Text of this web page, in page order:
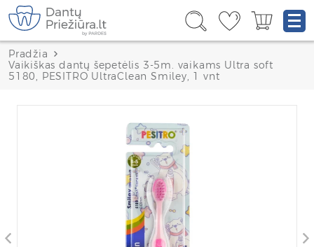
Pradžia
Vaikiškas dantų šepetėlis 3-5m. vaikams Ultra soft
5180, PESITRO UltraClean Smiley, 1 vnt